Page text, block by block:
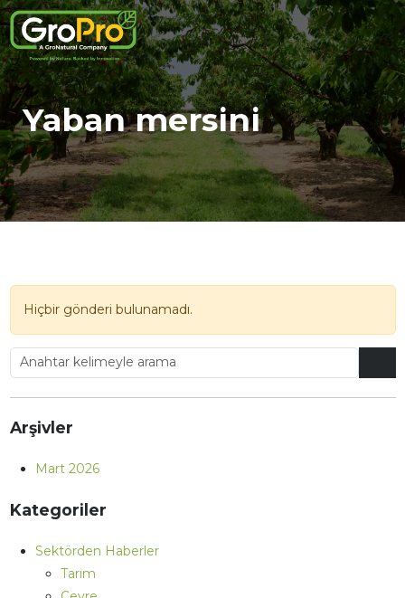
Yaban mersini
Hiçbir gönderi bulunamadı.
Arşivler
Mart 2026
Kategoriler
Sektörden Haberler
Tarım